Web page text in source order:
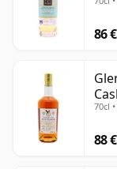
86 €
70cl
88 €